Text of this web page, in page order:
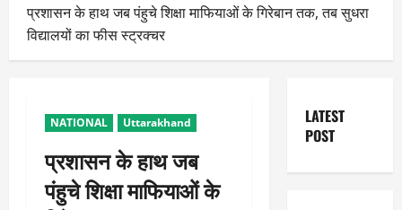
प्रशासन के हाथ जब पंहुचे शिक्षा माफियाओं के गिरेबान तक, तब सुधरा
विद्यालयों का फीस स्ट्रक्चर
NATIONAL Uttarakhand
प्रशासन के हाथ जब
पंहुचे शिक्षा माफियाओं के
LATEST
POST